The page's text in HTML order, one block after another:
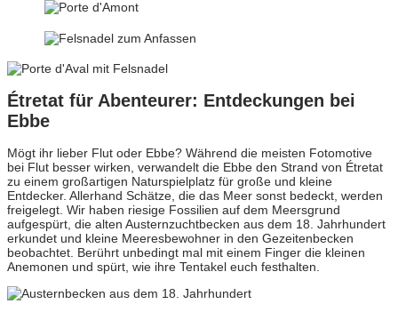
Étretat für Abenteurer: Entdeckungen bei
Ebbe
Mögt ihr lieber Flut oder Ebbe? Während die meisten Fotomotive
bei Flut besser wirken, verwandelt die Ebbe den Strand von Étretat
zu einem großartigen Naturspielplatz für große und kleine
Entdecker. Allerhand Schätze, die das Meer sonst bedeckt, werden
freigelegt. Wir haben riesige Fossilien auf dem Meersgrund
aufgespürt, die alten Austernzuchtbecken aus dem 18. Jahrhundert
erkundet und kleine Meeresbewohner in den Gezeitenbecken
beobachtet. Berührt unbedingt mal mit einem Finger die kleinen
Anemonen und spürt, wie ihre Tentakel euch festhalten.